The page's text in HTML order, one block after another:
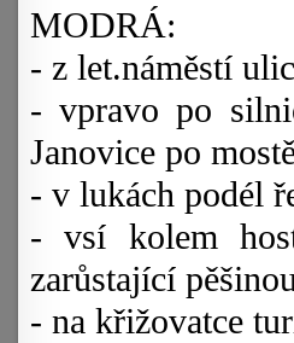
MODRÁ:
- z let.náměstí
- vpravo po
Janovice po
- v lukách podél
- vsí kolem
zarůstající
- na křižovatce